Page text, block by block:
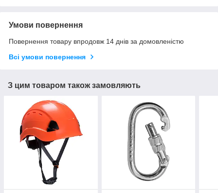
Умови повернення
Повернення товару впродовж 14 днів за домовленістю
Всі умови повернення
З цим товаром також замовляють